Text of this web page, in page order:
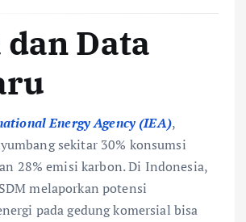
Data
Energy Agency (IEA),
sekitar 30% konsumsi
28% emisi karbon. Di Indonesia,
melaporkan potensi
pada gedung komersial bisa